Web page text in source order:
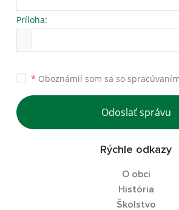
Príloha:
* Oboznámil som sa so
Odoslať správu
Rýchle odkazy
O obci
História
Školstvo